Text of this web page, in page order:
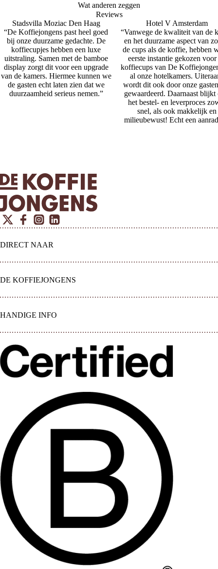
Wat anderen zeggen
Reviews
Stadsvilla Moziac Den Haag
“De Koffiejongens past heel goed
bij onze duurzame gedachte. De
koffiecupjes hebben een luxe
uitstraling. Samen met de bamboe
display zorgt dit voor een upgrade
van de kamers. Hiermee kunnen we
de gasten echt laten zien dat we
duurzaamheid serieus nemen.”
Hotel V Amsterdam
“Vanwege de kwaliteit van de
en het duurzame aspect van
de cups als de koffie, hebben
eerste instantie gekozen voor
koffiecups van De
al onze hotelkamers.
wordt dit ook door onze
gewaardeerd. Daarnaast blijkt
het bestel- en leverproces
snel, als ook makkelijk en
milieubewust! Echt een
Twitter FacebookInstagramLinkedin
DIRECT NAAR
DE KOFFIEJONGENS
HANDIGE INFO